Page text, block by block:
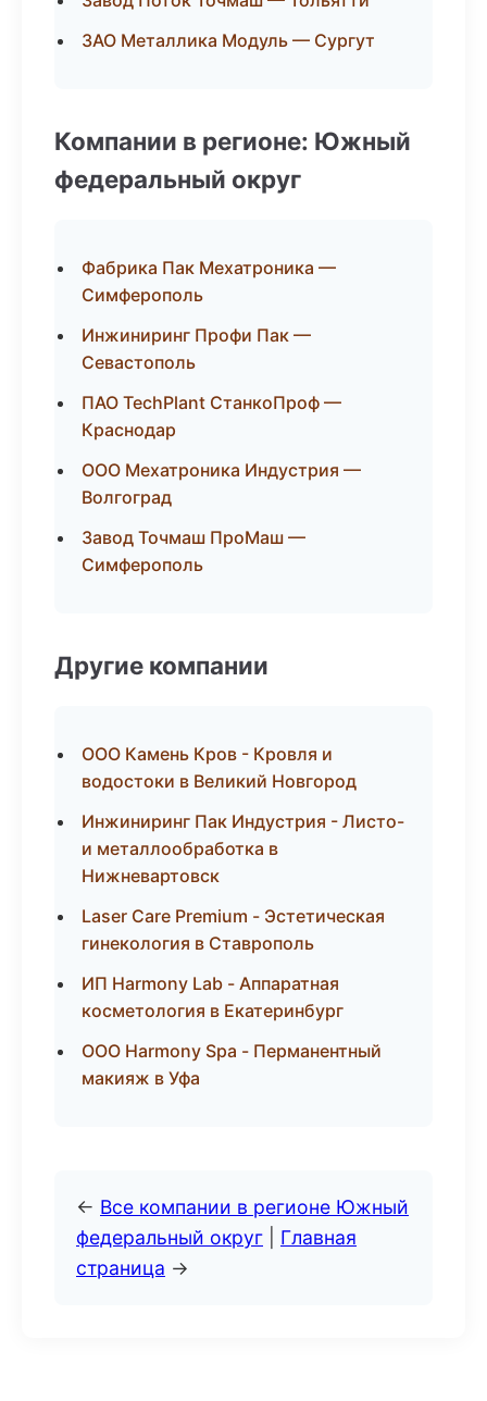
ЗАО Металлика Модуль — Сургут
Компании в регионе: Южный
федеральный округ
Фабрика Пак Мехатроника —
Симферополь
Инжиниринг Профи Пак —
Севастополь
ПАО TechPlant СтанкоПроф —
Краснодар
ООО Мехатроника Индустрия —
Волгоград
Завод Точмаш ПроМаш —
Симферополь
Другие компании
ООО Камень Кров - Кровля и
водостоки в Великий Новгород
Инжиниринг Пак Индустрия - Листо-
и металлообработка в
Нижневартовск
Laser Care Premium - Эстетическая
гинекология в Ставрополь
ИП Harmony Lab - Аппаратная
косметология в Екатеринбург
ООО Harmony Spa - Перманентный
макияж в Уфа
← Все компании в регионе Южный
федеральный округ
Главная
страница →